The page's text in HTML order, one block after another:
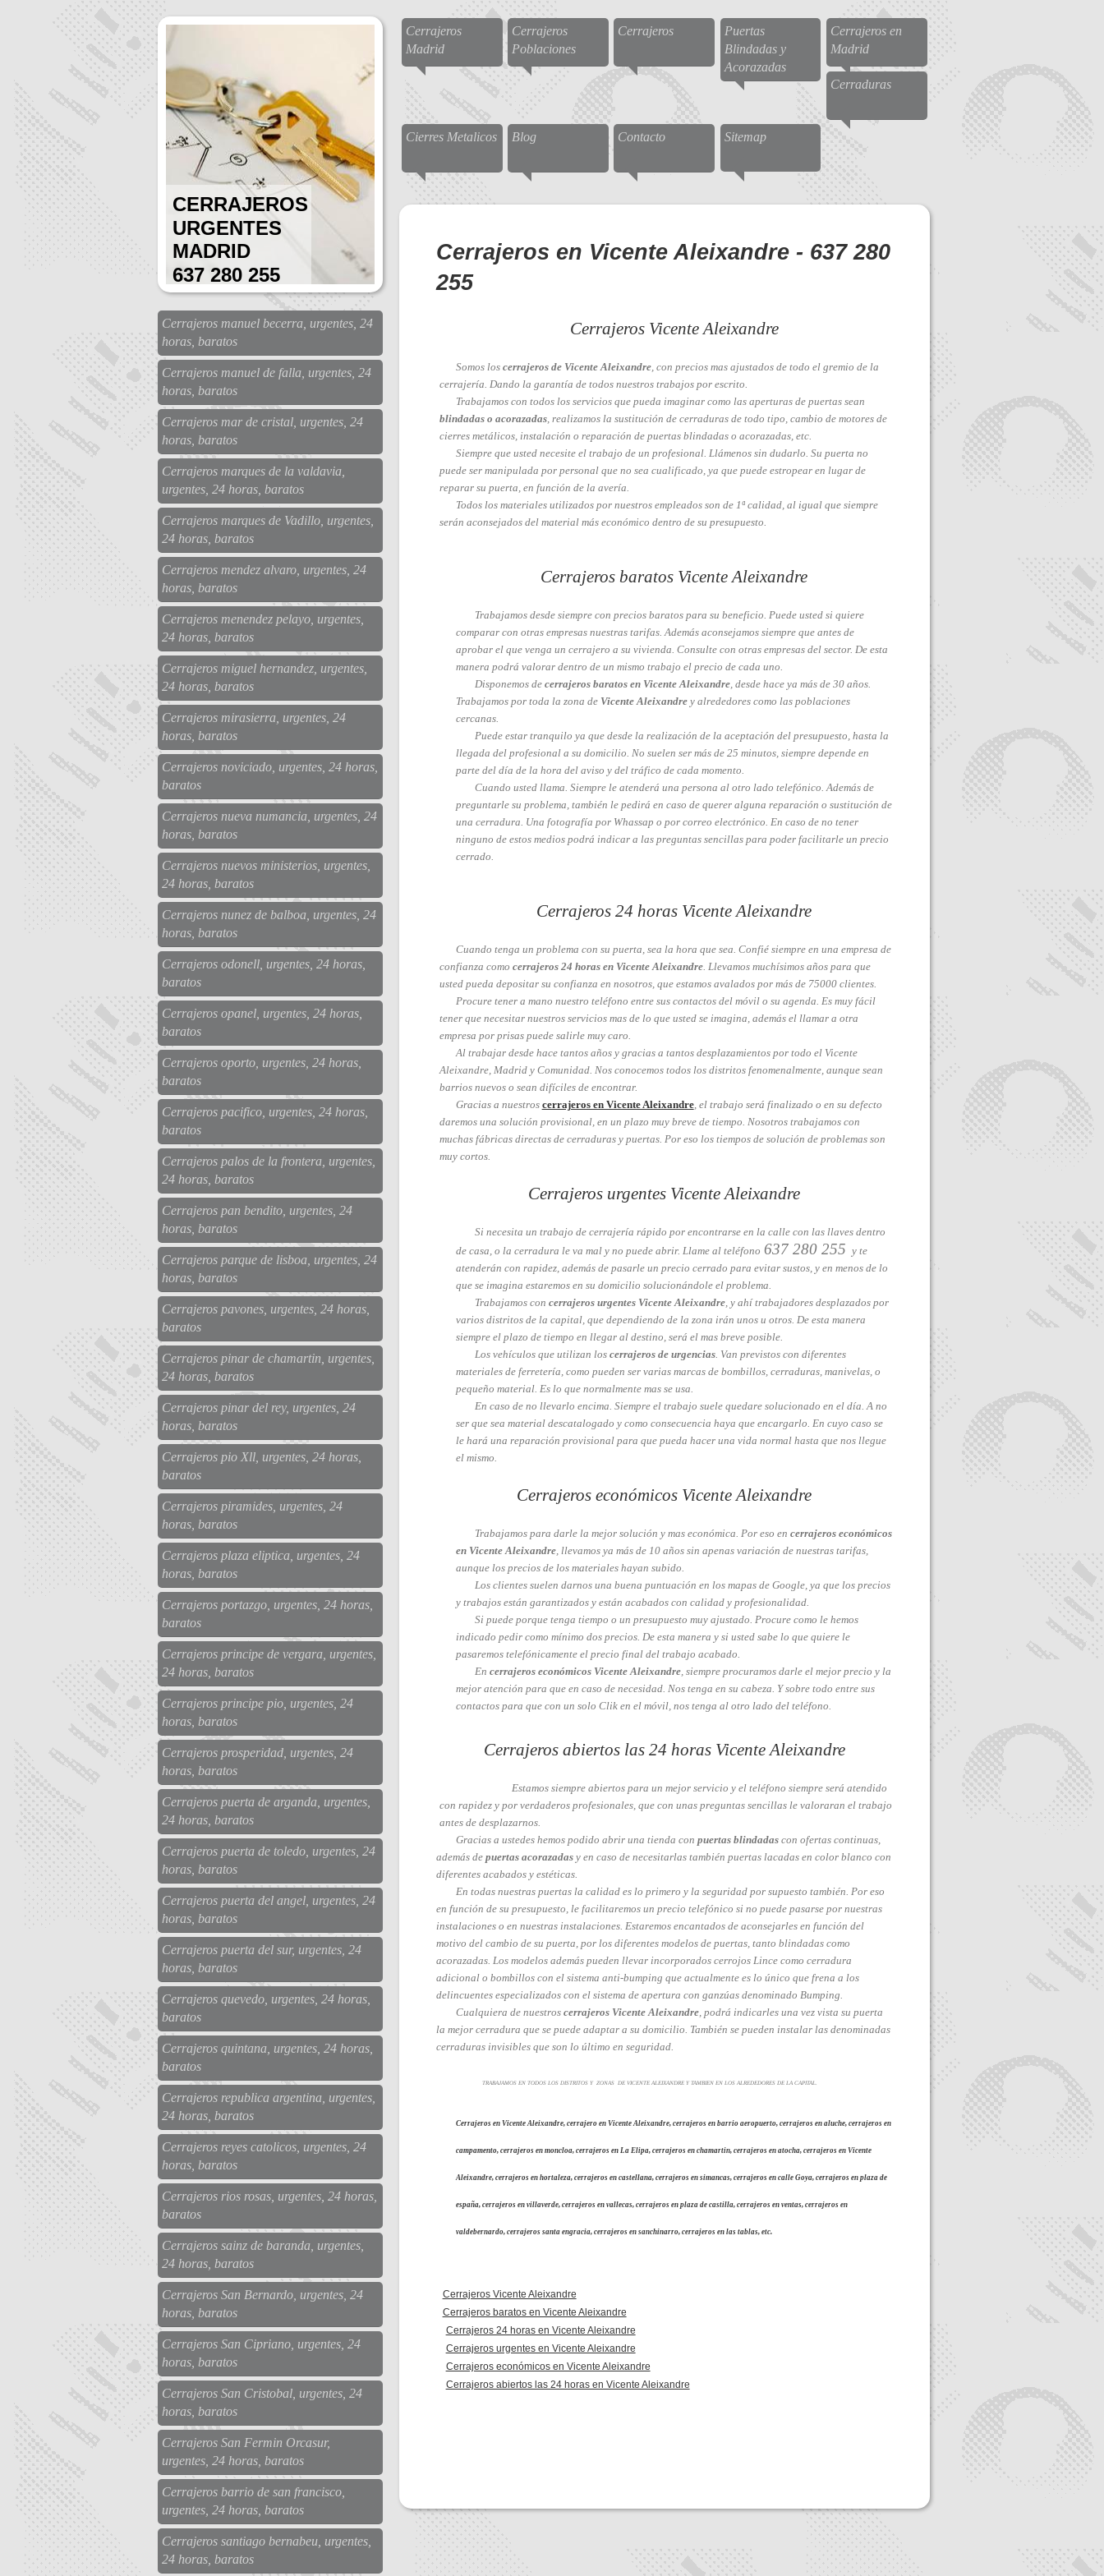
CERRAJEROS
URGENTES
MADRID
637 280 255
Cerrajeros manuel becerra, urgentes, 24
horas, baratos
Cerrajeros manuel de falla, urgentes, 24
horas, baratos
Cerrajeros mar de cristal, urgentes, 24
horas, baratos
Cerrajeros marques de la valdavia,
urgentes, 24 horas, baratos
Cerrajeros marques de Vadillo, urgentes,
24 horas, baratos
Cerrajeros mendez alvaro, urgentes, 24
horas, baratos
Cerrajeros menendez pelayo, urgentes,
24 horas, baratos
Cerrajeros miguel hernandez, urgentes,
24 horas, baratos
Cerrajeros mirasierra, urgentes, 24
horas, baratos
Cerrajeros noviciado, urgentes, 24 horas,
baratos
Cerrajeros nueva numancia, urgentes, 24
horas, baratos
Cerrajeros nuevos ministerios, urgentes,
24 horas, baratos
Cerrajeros nunez de balboa, urgentes, 24
horas, baratos
Cerrajeros odonell, urgentes, 24 horas,
baratos
Cerrajeros opanel, urgentes, 24 horas,
baratos
Cerrajeros oporto, urgentes, 24 horas,
baratos
Cerrajeros pacifico, urgentes, 24 horas,
baratos
Cerrajeros palos de la frontera, urgentes,
24 horas, baratos
Cerrajeros pan bendito, urgentes, 24
horas, baratos
Cerrajeros parque de lisboa, urgentes, 24
horas, baratos
Cerrajeros pavones, urgentes, 24 horas,
baratos
Cerrajeros pinar de chamartin, urgentes,
24 horas, baratos
Cerrajeros pinar del rey, urgentes, 24
horas, baratos
Cerrajeros pio Xll, urgentes, 24 horas,
baratos
Cerrajeros piramides, urgentes, 24
horas, baratos
Cerrajeros plaza eliptica, urgentes, 24
horas, baratos
Cerrajeros portazgo, urgentes, 24 horas,
baratos
Cerrajeros principe de vergara, urgentes,
24 horas, baratos
Cerrajeros principe pio, urgentes, 24
horas, baratos
Cerrajeros prosperidad, urgentes, 24
horas, baratos
Cerrajeros puerta de arganda, urgentes,
24 horas, baratos
Cerrajeros puerta de toledo, urgentes, 24
horas, baratos
Cerrajeros puerta del angel, urgentes, 24
horas, baratos
Cerrajeros puerta del sur, urgentes, 24
horas, baratos
Cerrajeros quevedo, urgentes, 24 horas,
baratos
Cerrajeros quintana, urgentes, 24 horas,
baratos
Cerrajeros republica argentina, urgentes,
24 horas, baratos
Cerrajeros reyes catolicos, urgentes, 24
horas, baratos
Cerrajeros rios rosas, urgentes, 24 horas,
baratos
Cerrajeros sainz de baranda, urgentes,
24 horas, baratos
Cerrajeros San Bernardo, urgentes, 24
horas, baratos
Cerrajeros San Cipriano, urgentes, 24
horas, baratos
Cerrajeros San Cristobal, urgentes, 24
horas, baratos
Cerrajeros San Fermin Orcasur,
urgentes, 24 horas, baratos
Cerrajeros barrio de san francisco,
urgentes, 24 horas, baratos
Cerrajeros santiago bernabeu, urgentes,
24 horas, baratos
Cerrajeros
Madrid
Cerrajeros
Poblaciones
Cerrajeros
Puertas
Blindadas y
Acorazadas
Cerrajeros en
Madrid
Cerraduras
Cierres Metalicos Blog Contacto Sitemap
Cerrajeros en Vicente Aleixandre - 637 280
255
Cerrajeros Vicente Aleixandre
Somos los cerrajeros de Vicente Aleixandre, con precios mas ajustados de todo el gremio de la
cerrajería. Dando la garantía de todos nuestros trabajos por escrito.
Trabajamos con todos los servicios que pueda imaginar como las aperturas de puertas sean
blindadas o acorazadas, realizamos la sustitución de cerraduras de todo tipo, cambio de motores de
cierres metálicos, instalación o reparación de puertas blindadas o acorazadas, etc.
Siempre que usted necesite el trabajo de un profesional. Llámenos sin dudarlo. Su puerta no
puede ser manipulada por personal que no sea cualificado, ya que puede estropear en lugar de
reparar su puerta, en función de la avería.
Todos los materiales utilizados por nuestros empleados son de 1ª calidad, al igual que siempre
serán aconsejados del material más económico dentro de su presupuesto.
Cerrajeros baratos Vicente Aleixandre
Trabajamos desde siempre con precios baratos para su beneficio. Puede usted si quiere
comparar con otras empresas nuestras tarifas. Además aconsejamos siempre que antes de
aprobar el que venga un cerrajero a su vivienda. Consulte con otras empresas del sector. De esta
manera podrá valorar dentro de un mismo trabajo el precio de cada uno.
Disponemos de cerrajeros baratos en Vicente Aleixandre, desde hace ya más de 30 años.
Trabajamos por toda la zona de Vicente Aleixandrey alrededores como las poblaciones
cercanas.
Puede estar tranquilo ya que desde la realización de la aceptación del presupuesto, hasta la
llegada del profesional a su domicilio. No suelen ser más de 25 minutos, siempre depende en
parte del día de la hora del aviso y del tráfico de cada momento.
Cuando usted llama. Siempre le atenderá una persona al otro lado telefónico. Además de
preguntarle su problema, también le pedirá en caso de querer alguna reparación o sustitución de
una cerradura. Una fotografía por Whassap o por correo electrónico. En caso de no tener
ninguno de estos medios podrá indicar a las preguntas sencillas para poder facilitarle un precio
cerrado.
Cerrajeros 24 horas Vicente Aleixandre
Cuando tenga un problema con su puerta, sea la hora que sea. Confié siempre en una empresa de
confianza como cerrajeros 24 horas en Vicente Aleixandre. Llevamos muchísimos años para que
usted pueda depositar su confianza en nosotros, que estamos avalados por más de 75000 clientes.
Procure tener a mano nuestro teléfono entre sus contactos del móvil o su agenda. Es muy fácil
tener que necesitar nuestros servicios mas de lo que usted se imagina, además el llamar a otra
empresa por prisas puede salirle muy caro.
Al trabajar desde hace tantos años y gracias a tantos desplazamientos por todo el Vicente
Aleixandre, Madrid y Comunidad. Nos conocemos todos los distritos fenomenalmente, aunque sean
barrios nuevos o sean difíciles de encontrar.
Gracias a nuestros cerrajeros en Vicente Aleixandre, el trabajo será finalizado o en su defecto
daremos una solución provisional, en un plazo muy breve de tiempo. Nosotros trabajamos con
muchas fábricas directas de cerraduras y puertas. Por eso los tiempos de solución de problemas son
muy cortos.
Cerrajeros urgentes Vicente Aleixandre
Si necesita un trabajo de cerrajería rápido por encontrarse en la calle con las llaves dentro
de casa, o la cerradura le va mal y no puede abrir. Llame al teléfono 637 280 255 y te
atenderán con rapidez, además de pasarle un precio cerrado para evitar sustos, y en menos de lo
que se imagina estaremos en su domicilio solucionándole el problema.
Trabajamos con cerrajeros urgentes Vicente Aleixandre, y ahí trabajadores desplazados por
varios distritos de la capital, que dependiendo de la zona irán unos u otros. De esta manera
siempre el plazo de tiempo en llegar al destino, será el mas breve posible.
Los vehículos que utilizan los cerrajeros de urgencias. Van previstos con diferentes
materiales de ferretería, como pueden ser varias marcas de bombillos, cerraduras, manivelas, o
pequeño material. Es lo que normalmente mas se usa.
En caso de no llevarlo encima. Siempre el trabajo suele quedare solucionado en el día. A no
ser que sea material descatalogado y como consecuencia haya que encargarlo. En cuyo caso se
le hará una reparación provisional para que pueda hacer una vida normal hasta que nos llegue
el mismo.
Cerrajeros económicos Vicente Aleixandre
Trabajamos para darle la mejor solución y mas económica. Por eso en cerrajeros económicos
en Vicente Aleixandre, llevamos ya más de 10 años sin apenas variación de nuestras tarifas,
aunque los precios de los materiales hayan subido.
Los clientes suelen darnos una buena puntuación en los mapas de Google, ya que los precios
y trabajos están garantizados y están acabados con calidad y profesionalidad.
Si puede porque tenga tiempo o un presupuesto muy ajustado. Procure como le hemos
indicado pedir como mínimo dos precios. De esta manera y si usted sabe lo que quiere le
pasaremos telefónicamente el precio final del trabajo acabado.
En cerrajeros económicos Vicente Aleixandre, siempre procuramos darle el mejor precio y la
mejor atención para que en caso de necesidad. Nos tenga en su cabeza. Y sobre todo entre sus
contactos para que con un solo Clik en el móvil, nos tenga al otro lado del teléfono.
Cerrajeros abiertos las 24 horas Vicente Aleixandre
Estamos siempre abiertos para un mejor servicio y el teléfono siempre será atendido
con rapidez y por verdaderos profesionales, que con unas preguntas sencillas le valoraran el trabajo
antes de desplazarnos.
Gracias a ustedes hemos podido abrir una tienda con puertas blindadascon ofertas continuas,
además de puertas acorazadasy en caso de necesitarlas también puertas lacadas en color blanco con
diferentes acabados y estéticas.
En todas nuestras puertas la calidad es lo primero y la seguridad por supuesto también. Por eso
en función de su presupuesto, le facilitaremos un precio telefónico si no puede pasarse por nuestras
instalaciones o en nuestras instalaciones. Estaremos encantados de aconsejarles en función del
motivo del cambio de su puerta, por los diferentes modelos de puertas, tanto blindadas como
acorazadas. Los modelos además pueden llevar incorporados cerrojos Lince como cerradura
adicional o bombillos con el sistema anti-bumping que actualmente es lo único que frena a los
delincuentes especializados con el sistema de apertura con ganzúas denominado Bumping.
Cualquiera de nuestros cerrajeros Vicente Aleixandre, podrá indicarles una vez vista su puerta
la mejor cerradura que se puede adaptar a su domicilio. También se pueden instalar las denominadas
cerraduras invisibles que son lo último en seguridad.
TRABAJAMOS EN TODOS LOS DISTRITOS Y ZONAS DE VICENTE ALEIXANDRE Y TAMBIEN EN LOS ALREDEDORES DE LA CAPITAL.
Cerrajeros en Vicente Aleixandre, cerrajero en Vicente Aleixandre, cerrajeros en barrio aeropuerto, cerrajeros en aluche, cerrajeros en
campamento, cerrajeros en moncloa, cerrajeros en La Elipa, cerrajeros en chamartin, cerrajeros en atocha, cerrajeros en Vicente
Aleixandre, cerrajeros en hortaleza, cerrajeros en castellana, cerrajeros en simancas, cerrajeros en calle Goya, cerrajeros en plaza de
españa, cerrajeros en villaverde, cerrajeros en vallecas, cerrajeros en plaza de castilla, cerrajeros en ventas, cerrajeros en
valdebernardo, cerrajeros santa engracia, cerrajeros en sanchinarro, cerrajeros en las tablas, etc.
Cerrajeros Vicente Aleixandre
Cerrajeros baratos en Vicente Aleixandre
Cerrajeros 24 horas en Vicente Aleixandre
Cerrajeros urgentes en Vicente Aleixandre
Cerrajeros económicos en Vicente Aleixandre
Cerrajeros abiertos las 24 horas en Vicente Aleixandre